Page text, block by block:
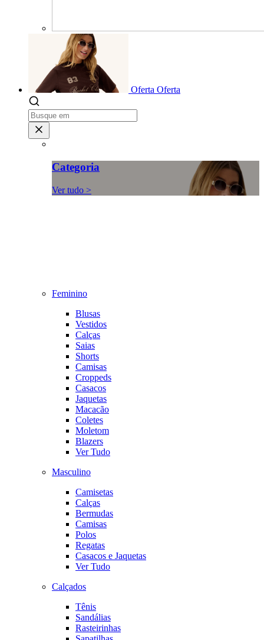
Oferta Oferta
Categoria
Ver tudo >
Feminino
Blusas
Vestidos
Calças
Saias
Shorts
Camisas
Croppeds
Casacos
Jaquetas
Macacão
Coletes
Moletom
Blazers
Ver Tudo
Masculino
Camisetas
Calças
Bermudas
Camisas
Polos
Regatas
Casacos e Jaquetas
Ver Tudo
Calçados
Tênis
Sandálias
Rasteirinhas